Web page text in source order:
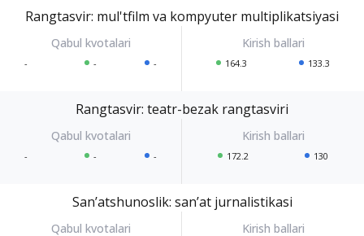
Rangtasvir: mul'tfilm va kompyuter multiplikatsiyasi
- - - 164.3 133.3
Rangtasvir: teatr-bezak rangtasviri
- - - 172.2 130
Sanʼatshunoslik: sanʼat jurnalistikasi